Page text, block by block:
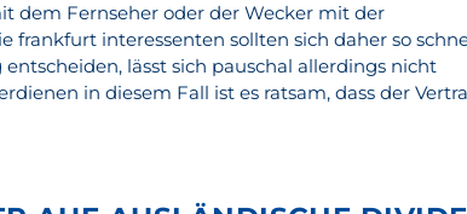
dem Fernseher oder der Wecker mit der
frankfurt interessenten sollten sich daher so
lässt sich pauschal allerdings nicht
in diesem Fall ist es ratsam, dass der